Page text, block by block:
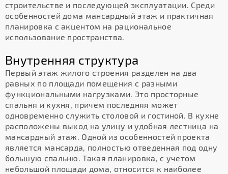
строительстве и последующей эксплуатации. Среди
особенностей дома мансардный этаж и практичная
планировка с акцентом на рациональное
использование пространства.
Внутренняя структура
Первый этаж жилого строения разделен на два
равных по площади помещения с разными
функциональными нагрузками. Это просторные
спальня и кухня, причем последняя может
одновременно служить столовой и гостиной. В кухне
расположены выход на улицу и удобная лестница на
мансардный этаж. Одной из особенностей проекта
является мансарда, полностью отведенная под одну
большую спальню. Такая планировка, с учетом
небольшой площади дома, относится к наиболее